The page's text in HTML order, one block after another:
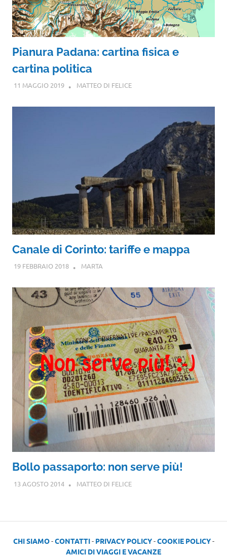
Pianura Padana: cartina fisica e
cartina politica
11 MAGGIO 2019 MATTEO DI FELICE
Canale di Corinto: tariffe e mappa
19 FEBBRAIO 2018 MARTA
Bollo passaporto: non serve più!
13 AGOSTO 2014 MATTEO DI FELICE
CHI SIAMO-CONTATTI- PRIVACY POLICY-COOKIE POLICY-
AMICI DI VIAGGI E VACANZE